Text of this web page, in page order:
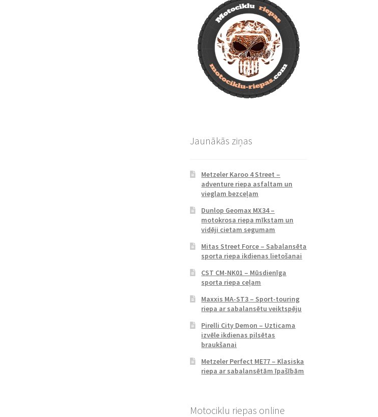
Jaunākās ziņas
Metzeler Karoo 4 Street –
adventure riepa asfaltam un
vieglam bezceļam
Dunlop Geomax MX34 –
motokrosa riepa mīkstam un
vidēji cietam segumam
Mitas Street Force – Sabalansēta
sporta riepa ikdienas lietošanai
CST CM-NK01 – Mūsdienīga
sporta riepa ceļam
Maxxis MA-ST3 – Sport-touring
riepa ar sabalansētu veiktspēju
Pirelli City Demon – Uzticama
izvēle ikdienas pilsētas
braukšanai
Metzeler Perfect ME77 – Klasiska
riepa ar sabalansētām īpašībām
Motociklu riepas online